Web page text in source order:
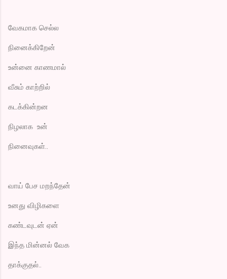
வேகமாக செல்ல
நினைக்கிறேன்
உன்னை காணமால்
வீசும் காற்றில்
கடக்கின்றன
நிழலாக உன்
நினைவுகள்..
வாய் பேச மறந்தேன்
உனது விழிகளை
கண்டவுடன் ஏன்
இந்த மின்னல் வேக
தாக்குதல்..